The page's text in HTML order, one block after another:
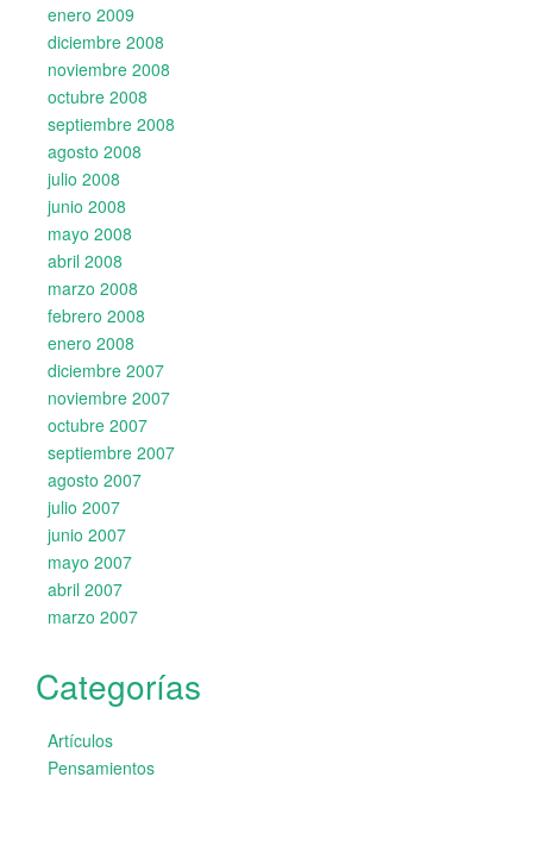
enero 2009
diciembre 2008
noviembre 2008
octubre 2008
septiembre 2008
agosto 2008
julio 2008
junio 2008
mayo 2008
abril 2008
marzo 2008
febrero 2008
enero 2008
diciembre 2007
noviembre 2007
octubre 2007
septiembre 2007
agosto 2007
julio 2007
junio 2007
mayo 2007
abril 2007
marzo 2007
Categorías
Artículos
Pensamientos